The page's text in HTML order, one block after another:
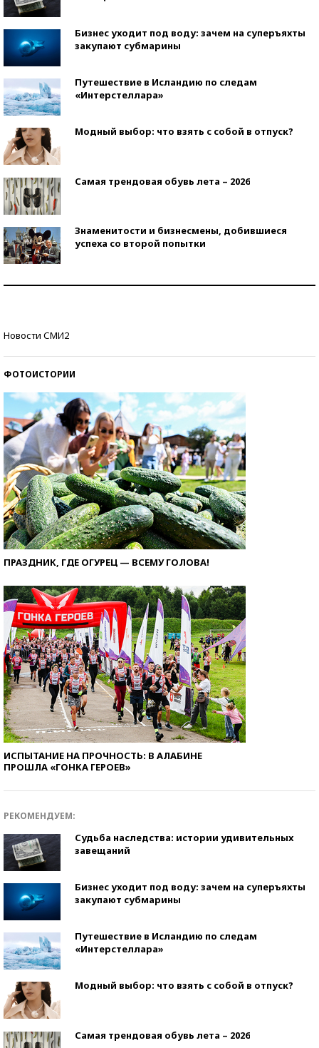
Бизнес уходит под воду: зачем на суперъяхты
закупают субмарины
Путешествие в Исландию по следам
«Интерстеллара»
Модный выбор: что взять с собой в отпуск?
Самая трендовая обувь лета – 2026
Знаменитости и бизнесмены, добившиеся
успеха со второй попытки
Новости СМИ2
ФОТОИСТОРИИ
ПРАЗДНИК, ГДЕ ОГУРЕЦ — ВСЕМУ ГОЛОВА!
ИСПЫТАНИЕ НА ПРОЧНОСТЬ: В АЛАБИНЕ
ПРОШЛА «ГОНКА ГЕРОЕВ»
РЕКОМЕНДУЕМ:
Судьба наследства: истории удивительных
завещаний
Бизнес уходит под воду: зачем на суперъяхты
закупают субмарины
Путешествие в Исландию по следам
«Интерстеллара»
Модный выбор: что взять с собой в отпуск?
Самая трендовая обувь лета – 2026